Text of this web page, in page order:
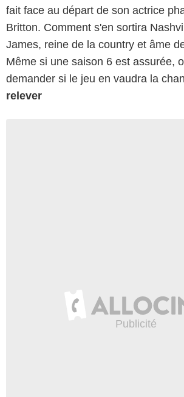
fait face au départ de son actrice
Britton. Comment s'en sortira
James, reine de la country et âme
Même si une saison 6 est assurée,
demander si le jeu en vaudra la
relever